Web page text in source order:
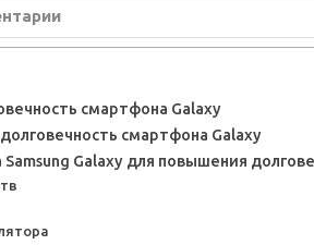
смартфона Galaxy
смартфона Galaxy
Galaxy для повышения